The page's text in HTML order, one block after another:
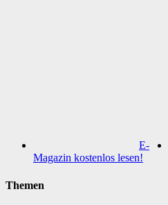
E-
Magazin kostenlos lesen!
Themen